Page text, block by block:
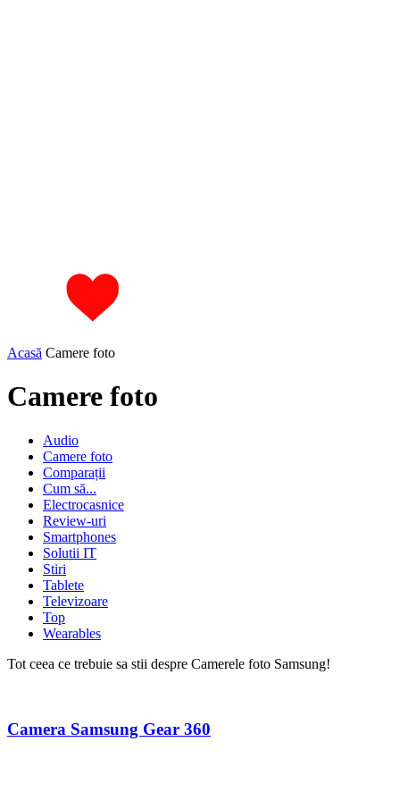
Acasă Camere foto
Camere foto
Audio
Camere foto
Comparații
Cum să...
Electrocasnice
Review-uri
Smartphones
Solutii IT
Stiri
Tablete
Televizoare
Top
Wearables
Tot ceea ce trebuie sa stii despre Camerele foto Samsung!
Camera Samsung Gear 360